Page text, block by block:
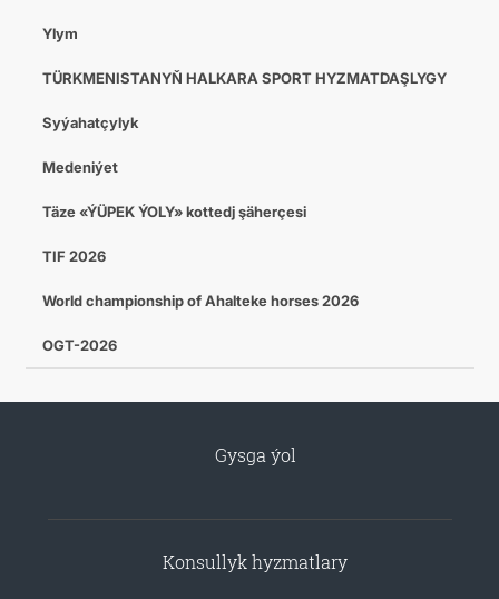
Ylym
TÜRKMENISTANYŇ HALKARA SPORT HYZMATDAŞLYGY
Syýahatçylyk
Medeniýet
Täze «ÝÜPEK ÝOLY» kottedj şäherçesi
TIF 2026
World championship of Ahalteke horses 2026
OGT-2026
Gysga ýol
Konsullyk hyzmatlary